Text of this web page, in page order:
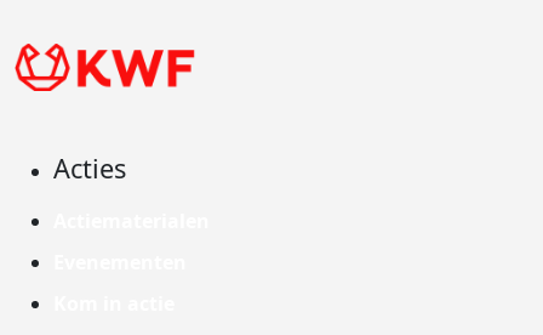
Acties